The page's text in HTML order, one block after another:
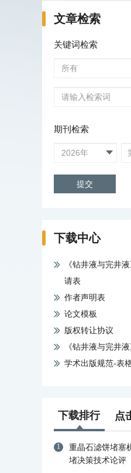
文章检索
关键词检索
期刊检索
下载中心
《钻井液与完井
请表
作者声明表
论文模板
版权转让协议
《钻井液与完井
学术出版规范-表
下载排行 点
1
重晶石滤饼堵塞
堵决策技术论评